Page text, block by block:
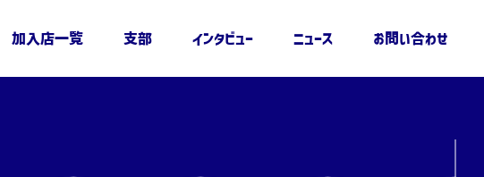
加入店一覧 支部 インタビュー ニュース お問い合わせ